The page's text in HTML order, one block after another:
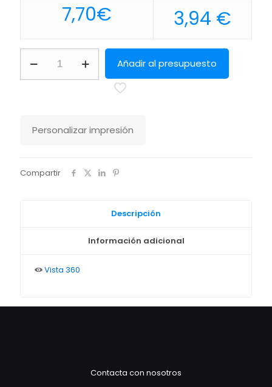
7,70€ 3,94 €
Bank
Shiden
Añadir al presupuesto
Personalizar impresión
Compartir
Descripción
Información adicional
Vista 360
Contacta con nosotros